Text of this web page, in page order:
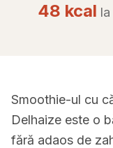
48 kcal la
Smoothie-ul cu
Delhaize este o
fără adaos de